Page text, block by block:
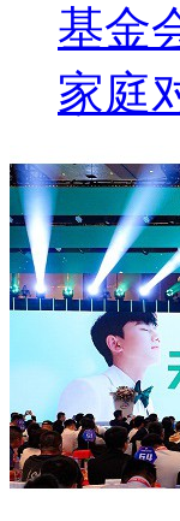
基金
家庭